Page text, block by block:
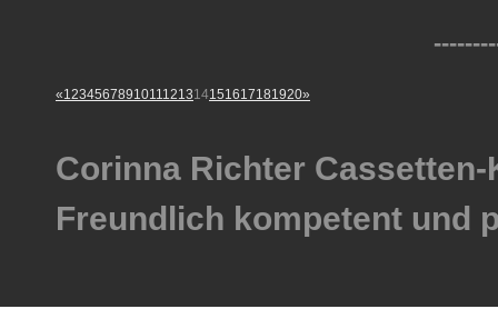
«1234567891011121314151617181920»
Corinna Richter
Freundlich kompetent und